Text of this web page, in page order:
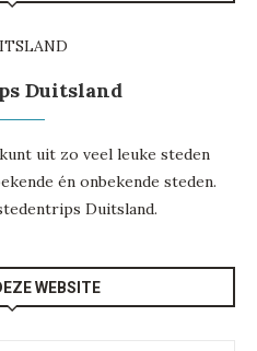
Duitsland
uit zo veel leuke steden
én onbekende steden.
Duitsland.
WEBSITE